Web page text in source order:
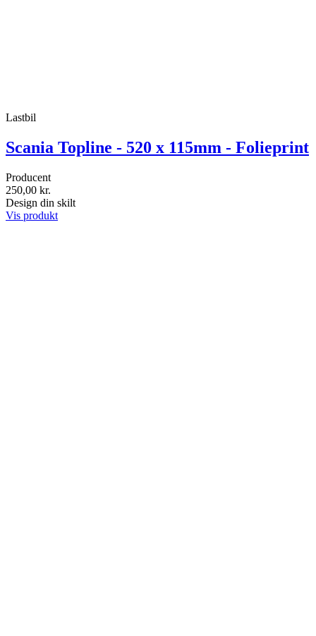
Lastbil
Scania Topline - 520 x 115mm - Folieprint
Producent
250,00 kr.
Design din skilt
Vis produkt